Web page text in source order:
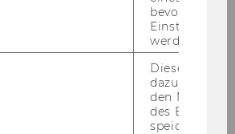
bevorzugten
werden.
Dieser
dazu
den
des
speichern.